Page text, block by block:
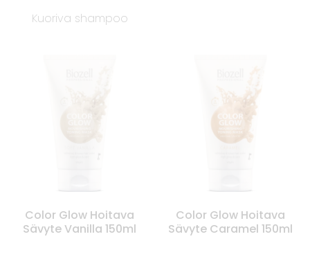
Kuoriva shampoo
Color Glow Hoitava
Sävyte Vanilla 150ml
Color Glow Hoitava
Sävyte Caramel 150ml